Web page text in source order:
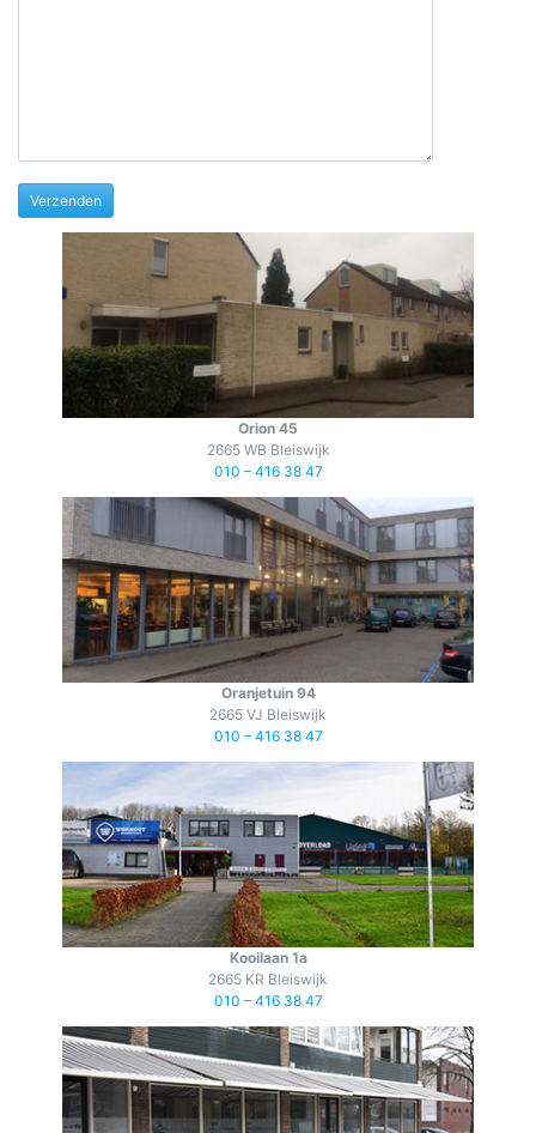
Orion 45
2665 WB Bleiswijk
010 – 416 38 47
Oranjetuin 94
2665 VJ Bleiswijk
010 – 416 38 47
Kooilaan 1a
2665 KR Bleiswijk
010 – 416 38 47